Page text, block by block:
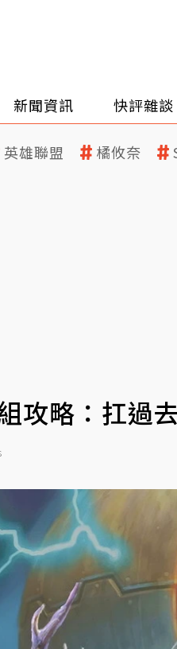
新聞資訊 快評雜談
英雄聯盟 橘攸奈
攻略：扛過